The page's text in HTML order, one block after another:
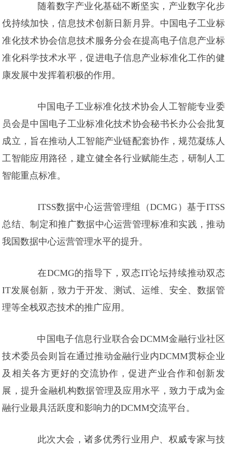
随着数字产业化基础不断坚实，产业数字化步
伐持续加快，信息技术创新日新月异。中国电子工业标
准化技术协会信息技术服务分会在提高电子信息产业标
准化科学技术水平，促进电子信息产业标准化工作的健
康发展中发挥着积极的作用。
中国电子工业标准化技术协会人工智能专业委
员会是中国电子工业标准化技术协会秘书长办公会批复
成立，旨在推动人工智能产业链配套协作，规范凝练人
工智能应用路径，建立健全各行业赋能生态，研制人工
智能重点标准。
ITSS数据中心运营管理组（DCMG）基于ITSS
总结、制定和推广数据中心运营管理标准和实践，推动
我国数据中心运营管理水平的提升。
在DCMG的指导下，双态IT论坛持续推动双态
IT发展创新，致力于开发、测试、运维、安全、数据管
理等全栈双态技术的推广应用。
中国电子信息行业联合会DCMM金融行业社区
技术委员会则旨在通过推动金融行业内DCMM贯标企业
及相关各方更好的交流协作，促进产业合作和创新发
展，提升金融机构数据管理及应用水平，致力于成为金
融行业最具活跃度和影响力的DCMM交流平台。
此次大会，诸多优秀行业用户、权威专家与技